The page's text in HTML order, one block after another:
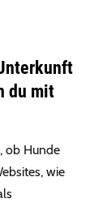
du mit
ob Hunde
wie